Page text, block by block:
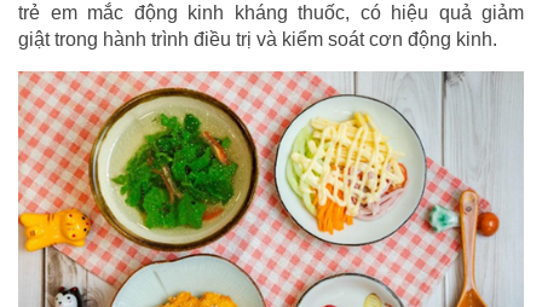
trẻ em mắc động kinh kháng thuốc, có hiệu quả giảm
giật trong hành trình điều trị và kiểm soát cơn động kinh.